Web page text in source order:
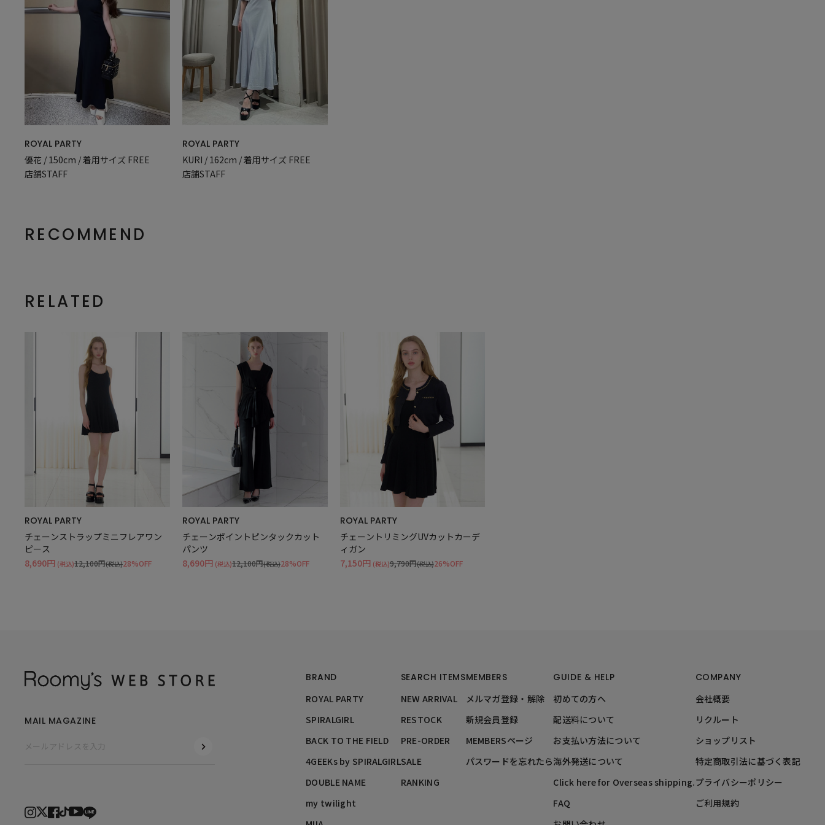
ROYAL PARTY
優花 / 150cm / 着用サイズ FREE
店舗STAFF
ROYAL PARTY
KURI / 162cm / 着用サイズ FREE
店舗STAFF
RECOMMEND
RELATED
ROYAL PARTY
チェーンストラップミニフレアワン
ピース
8,690円 (税込)12,100円(税込)28%OFF
ROYAL PARTY
チェーンポイントピンタックカット
パンツ
8,690円 (税込)12,100円(税込)28%OFF
ROYAL PARTY
チェーントリミングUVカットカーデ
ィガン
7,150円 (税込)9,790円(税込)26%OFF
BRAND
ROYAL PARTY
SPIRALGIRL
BACK TO THE FIELD
4GEEKs by SPIRALGIRL
DOUBLE NAME
my twilight
SEARCH ITEMS
NEW ARRIVAL
RESTOCK
PRE-ORDER
SALE
RANKING
MEMBERS
メルマガ登録・解除
新規会員登録
MEMBERSページ
パスワードを忘れたら
GUIDE & HELP
初めての方へ
配送料について
お支払い方法について
海外発送について
Click here for Overseas shipping.
FAQ
COMPANY
会社概要
リクルート
ショップリスト
特定商取引法に基づく表記
プライバシーポリシー
ご利用規約
MAIL MAGAZINE